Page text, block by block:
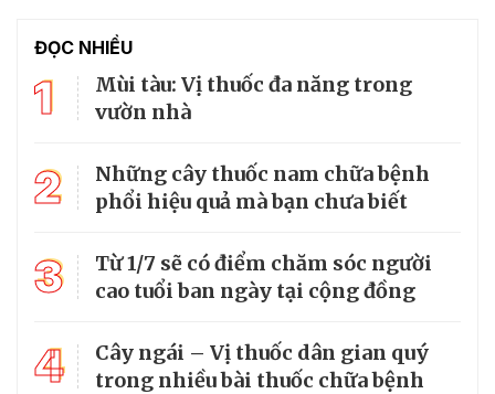
ĐỌC NHIỀU
1
Mùi tàu: Vị thuốc đa năng trong
vườn nhà
2
Những cây thuốc nam chữa bệnh
phổi hiệu quả mà bạn chưa biết
3
Từ 1/7 sẽ có điểm chăm sóc người
cao tuổi ban ngày tại cộng đồng
4
Cây ngái – Vị thuốc dân gian quý
trong nhiều bài thuốc chữa bệnh